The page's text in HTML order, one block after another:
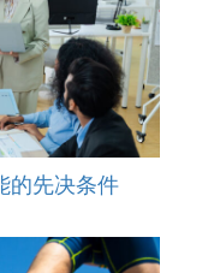
的先决条件